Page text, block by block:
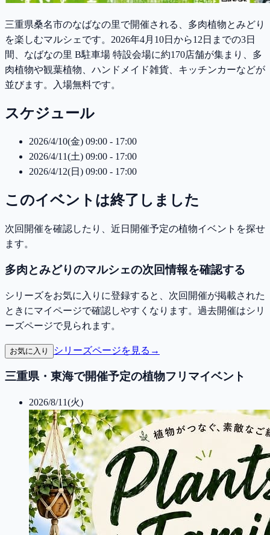
三重県桑名市のなばなの里で開催される、多肉植物とみどり
を楽しむマルシェです。2026年4月10日から12日までの3日
間、なばなの里 B駐車場 特設会場に約170店舗が集まり、多
肉植物や観葉植物、ハンドメイド雑貨、キッチンカーなどが
並びます。入場無料です。
スケジュール
2026/4/10(金) 09:00 - 17:00
2026/4/11(土) 09:00 - 17:00
2026/4/12(日) 09:00 - 17:00
このイベントは終了しました
次回開催を確認したり、近日開催予定の植物イベントを探せ
ます。
多肉とみどりのマルシェの次回情報を確認する
シリーズをお気に入りに登録すると、次回開催が掲載された
ときにマイページで確認しやすくなります。過去開催はシリ
ーズページで見られます。
お気に入り シリーズページを見る →
三重県・東海で開催予定の植物フリマイベント
2026/8/11(火)